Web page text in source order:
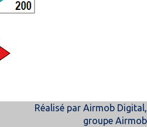
Réalisé par Airmob Digital,
groupe Airmob